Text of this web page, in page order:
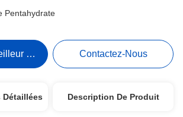
Pentahydrate
Prix Contactez-Nous
Description De Produit